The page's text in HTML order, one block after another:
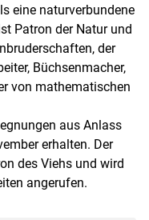
eine naturverbundene
Patron der Natur und
der
Büchsenmacher,
von mathematischen
aus Anlass
erhalten. Der
des Viehs und wird
angerufen.